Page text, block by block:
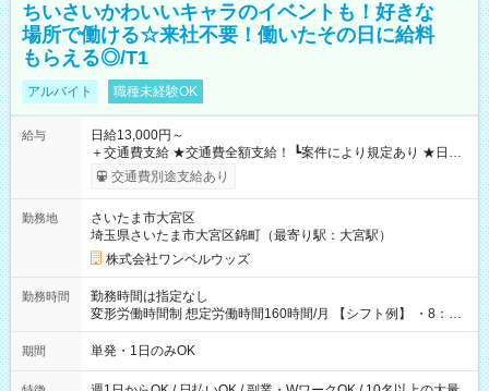
ちいさいかわいいキャラのイベントも！好きな
場所で働ける☆来社不要！働いたその日に給料
もらえる◎/T1
アルバイト 職種未経験OK
給与
日給13,000円～
＋交通費支給 ★交通費全額支給！ ┗案件により規定あり ★日払
いOK！（規定あり） ┗働いたその日に現金GET♪ お仕事後はコ
ンビニATMから 日払い分を引き落とせます！ 【試用期間】試
交通費別途支給あり
勤務地
さいたま市大宮区
埼玉県さいたま市大宮区錦町（最寄り駅：大宮駅）
株式会社ワンベルウッズ
勤務時間
勤務時間は指定なし
変形労働時間制 想定労働時間160時間/月 【シフト例】 ・8：00
～21：00
期間 単発・1日のみOK